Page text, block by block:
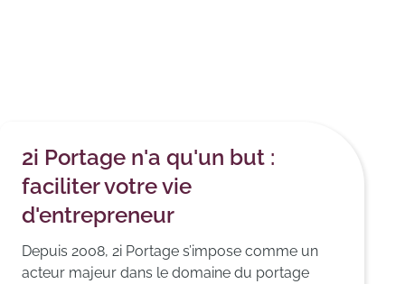
2i Portage n'a qu'un but :
faciliter votre vie
d'entrepreneur
Depuis 2008, 2i Portage s’impose comme un
acteur majeur dans le domaine du portage